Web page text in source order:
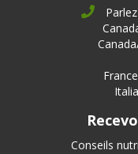
Conseils